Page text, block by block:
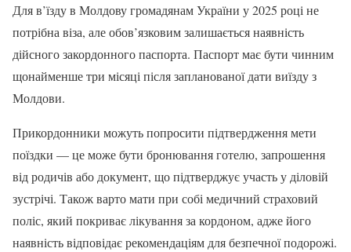
Для в’їзду в Молдову громадянам України у 2025 році не
потрібна віза, але обов’язковим залишається наявність
дійсного закордонного паспорта. Паспорт має бути чинним
щонайменше три місяці після запланованої дати виїзду з
Молдови.
Прикордонники можуть попросити підтвердження мети
поїздки — це може бути бронювання готелю, запрошення
від родичів або документ, що підтверджує участь у діловій
зустрічі. Також варто мати при собі медичний страховий
поліс, який покриває лікування за кордоном, адже його
наявність відповідає рекомендаціям для безпечної подорожі.